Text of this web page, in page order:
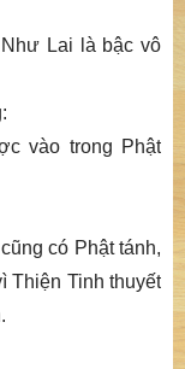
Lai là bậc vô
vào trong Phật
có Phật tánh,
Thiện Tinh thuyết